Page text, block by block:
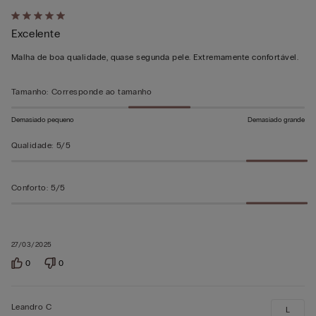
Atribuiu
5
em
27/03/2025
Excelente
Malha de boa qualidade, quase segunda pele. Extremamente confortável.
Tamanho: Corresponde ao tamanho
Demasiado pequeno Demasiado grande
Qualidade: 5/5
Conforto: 5/5
0 0
Leandro C
L